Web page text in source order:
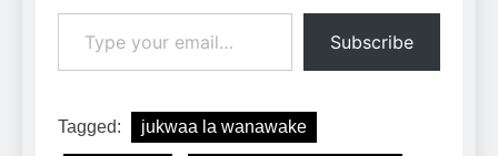
Type your email…
Subscribe
Tagged: jukwaa la wanawake